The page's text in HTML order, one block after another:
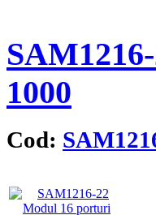
1000
Cod: